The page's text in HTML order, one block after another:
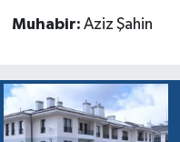
Muhabir: Aziz Şahin